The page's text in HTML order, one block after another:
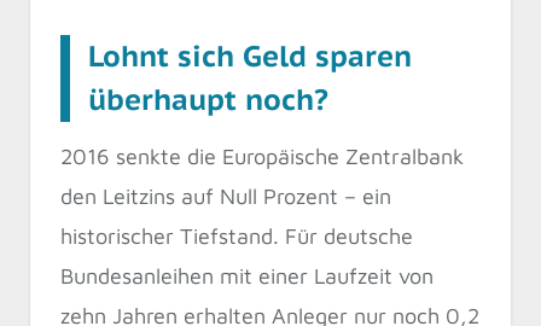
Lohnt sich Geld sparen
überhaupt noch?
2016 senkte die Europäische Zentralbank
den Leitzins auf Null Prozent – ein
historischer Tiefstand. Für deutsche
Bundesanleihen mit einer Laufzeit von
zehn Jahren erhalten Anleger nur noch 0,2